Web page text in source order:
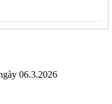
06.3.2026